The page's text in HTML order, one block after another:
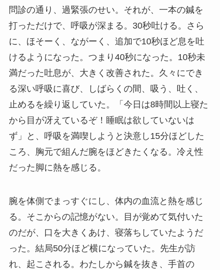
問診の通り、過緊張のせい。それが、一本の鍼を
打っただけで、呼吸が深まる。30秒吐ける。さら
に、ほそーく、ながーく、追加で10秒ほど息を吐
けるようになった。つまり40秒になった。10秒未
満だった吐息が、大きく改善された。久々にでき
る深い呼吸に喜び、しばらくの間、吸う、吐く、
止めるを繰り返していた。「今日は8時間以上寝た
から目が冴えているぞ！睡眠は欲していないは
ず」と、呼吸を満喫しようと決意し15分ほどした
ころ、胸元で組んだ腕をほどきたくなる。冷え性
だった脚に熱を感じる。
腕を体側でまっすぐにし、体内の血流と熱を感じ
る。そこからの記憶がない。目が覚めて気付いた
のだが、口を大きくあけ、寝落ちしていたようだ
った。結局50分ほど横になっていた。先生が訪
れ、起こされる。わたしから鍼を抜き、手首の